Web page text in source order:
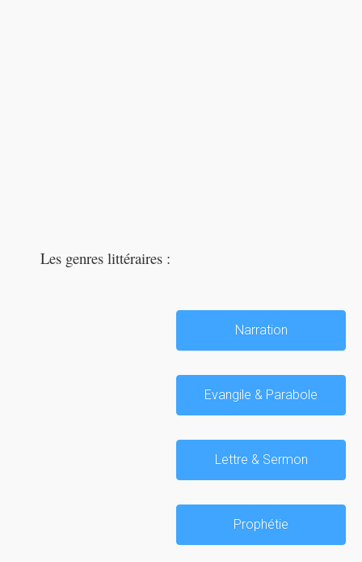
Les genres littéraires :
Narration
Evangile & Parabole
Lettre & Sermon
Prophétie